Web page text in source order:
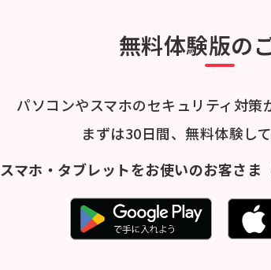
無料体験版の
パソコンやスマホのセキュリティ対策
まずは30日間、無料体験し
スマホ・タブレットをお使いのお客さま